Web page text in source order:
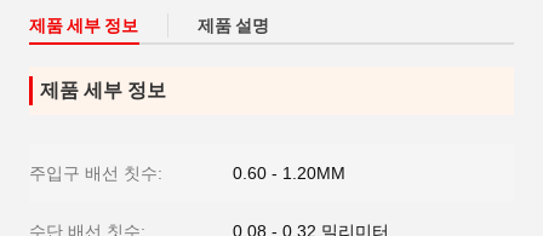
제품 세부 정보 제품 설명
제품 세부 정보
주입구 배선 칫수: 0.60 - 1.20MM
수단 배선 칫수: 0.08 - 0.32 밀리미터